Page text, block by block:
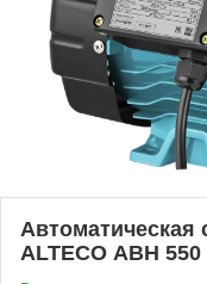
Автоматическая
ALTECO АВН 550